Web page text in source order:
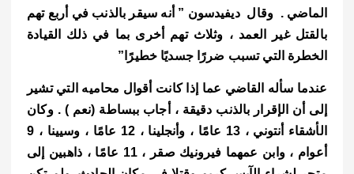
الماضي .وقال ديفيدسون ” أنه سيقر بالذنب في أربع تهم
بالقتل غير العمد ، وثلاث تهم أخرى بما في ذلك القيادة
الخطرة التي تسبب ضررًا جسديًا خطيرًا”
عندما سأله القاضي عما إذا كانت أقوال محاميه التي تشير
إلى أن الإقرار بالذنب دقيقة ، أجاب ببساطة (نعم ) .وكان
الأشقاء أنتوني ، 13 عامًا ، وأنجلينا ، 12 عامًا ، وسيينا ، 9
أعوام ، وابن عمهما فيرونيك صقر ، 11 عامًا ، ذاهبين إلى